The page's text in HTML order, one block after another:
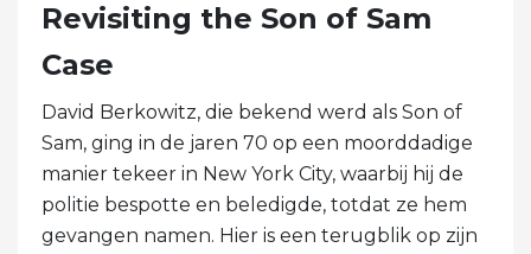
Revisiting the Son of Sam
Case
David Berkowitz, die bekend werd als Son of
Sam, ging in de jaren 70 op een moorddadige
manier tekeer in New York City, waarbij hij de
politie bespotte en beledigde, totdat ze hem
gevangen namen. Hier is een terugblik op zijn